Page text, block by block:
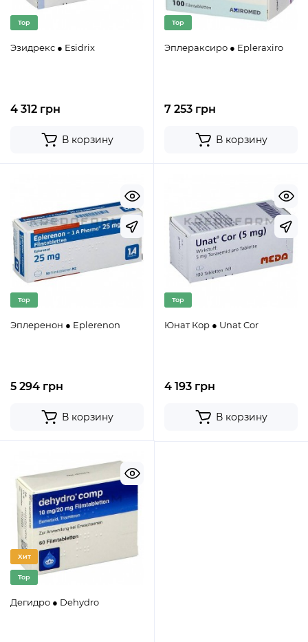
Top
Эзидрекс ● Esidrix
4 312 грн
В корзину
Top
Эплераксиро ● Epleraxiro
7 253 грн
В корзину
Top
Эплеренон ● Eplerenon
5 294 грн
В корзину
Top
Юнат Кор ● Unat Cor
4 193 грн
В корзину
Хит
Top
Дегидро ● Dehydro